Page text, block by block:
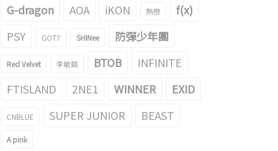
G-dragon AOA iKON 熱戀
f(x)
PSY
GOT7 SHINee 防彈少年團
Red Velvet 李敏鎬 BTOB
INFINITE
FTISLAND
2NE1 WINNER EXID
CNBLUE SUPER JUNIOR BEAST
A pink